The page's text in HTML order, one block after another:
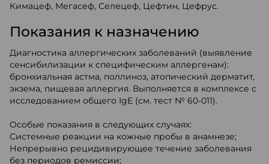
Кимацеф, Мегасеф, Селецеф, Цефтин, Цефрус.
Показания к назначению
Диагностика аллергических заболеваний (выявление
сенсибилизации к специфическим аллергенам):
бронхиальная астма, поллиноз, атопический дерматит,
экзема, пищевая аллергия. Выполняется в комплексе с
исследованием общего IgE (см. тест № 60-011).
Особые показания в следующих случаях:
Системные реакции на кожные пробы в анамнезе;
Непрерывно рецидивирующее течение заболевания
без периодов ремиссии;